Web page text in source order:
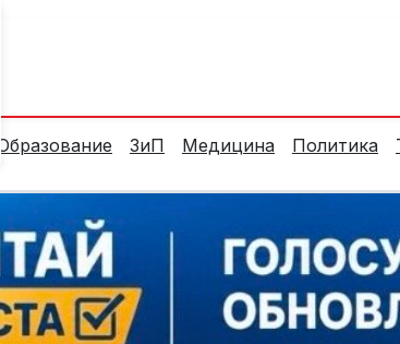
Образование ЗиП Медицина Политика